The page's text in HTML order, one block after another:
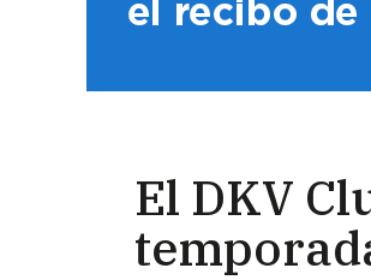
El DKV